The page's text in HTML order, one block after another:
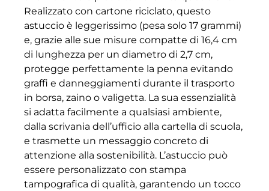
Realizzato con cartone riciclato, questo
astuccio è leggerissimo (pesa solo 17 grammi)
e, grazie alle sue misure compatte di 16,4 cm
di lunghezza per un diametro di 2,7 cm,
protegge perfettamente la penna evitando
graffi e danneggiamenti durante il trasporto
in borsa, zaino o valigetta. La sua essenzialità
si adatta facilmente a qualsiasi ambiente,
dalla scrivania dell’ufficio alla cartella di scuola,
e trasmette un messaggio concreto di
attenzione alla sostenibilità. L’astuccio può
essere personalizzato con stampa
tampografica di qualità, garantendo un tocco